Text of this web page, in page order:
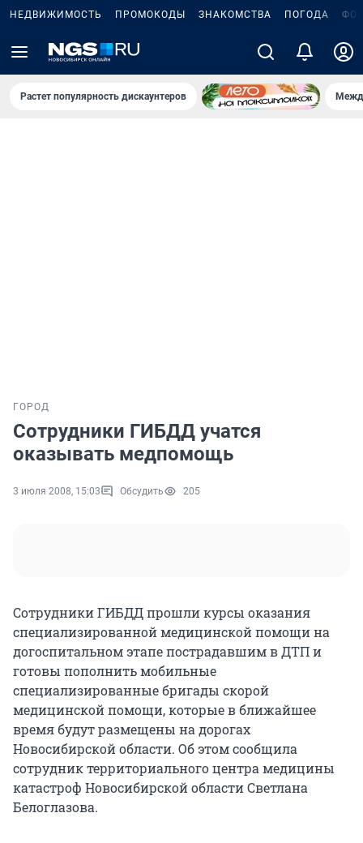
НЕДВИЖИМОСТЬ ПРОМОКОДЫ ЗНАКОМСТВА ПОГОДА
Растет популярность дискаунтеров
ГОРОД
Сотрудники ГИБДД учатся
оказывать медпомощь
3 июля 2008, 15:03 Обсудить 205
Сотрудники ГИБДД прошли курсы оказания
специализированной медицинской помощи на
догоспитальном этапе пострадавшим в ДТП и
готовы пополнить мобильные
специализированные бригады скорой
медицинской помощи, которые в ближайшее
время будут размещены на дорогах
Новосибирской области. Об этом сообщила
сотрудник территориального центра медицины
катастроф Новосибирской области Светлана
Белоглазова.